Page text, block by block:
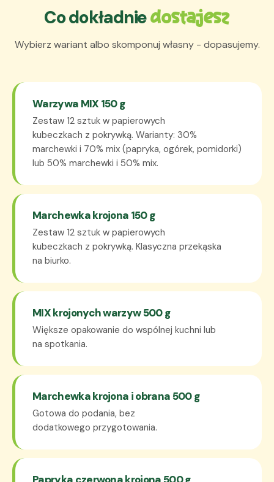
Co dokładniedostajesz
Wybierz wariant albo skomponuj własny - dopasujemy.
Warzywa MIX 150 g
Zestaw 12 sztuk w papierowych
kubeczkach z pokrywką. Warianty: 30%
marchewki i 70% mix (papryka, ogórek, pomidorki)
lub 50% marchewki i 50% mix.
Marchewka krojona 150 g
Zestaw 12 sztuk w papierowych
kubeczkach z pokrywką. Klasyczna przekąska
na biurko.
MIX krojonych warzyw 500 g
Większe opakowanie do wspólnej kuchni lub
na spotkania.
Marchewka krojona i obrana 500 g
Gotowa do podania, bez
dodatkowego przygotowania.